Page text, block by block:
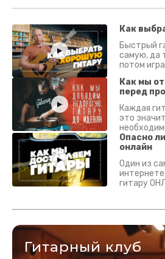
Как
Быстрый
самую, да
потом
Как мы
перед
Каждая
это
гитары?
Подробно -
Опасно
онлайн
Один из
гитару ОНЛАЙН?
Гитарный клуб